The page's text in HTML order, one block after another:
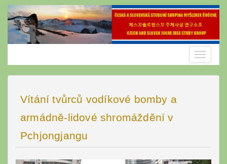
Skip
content
Toggle
Vítání tvůrců vodíkové bomby a
armádně-lidové shromáždění v
Pchjongjangu